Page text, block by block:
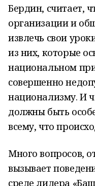
Бердин, считает,
организации и
извлечь свои
из них, которые
национальном
совершенно
национализму. И
должны быть
всему, что
Много вопросов,
вызывает
среде лидера